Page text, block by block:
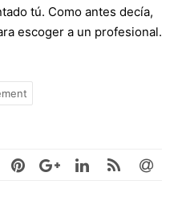
tú. Como antes decía,
escoger a un profesional.